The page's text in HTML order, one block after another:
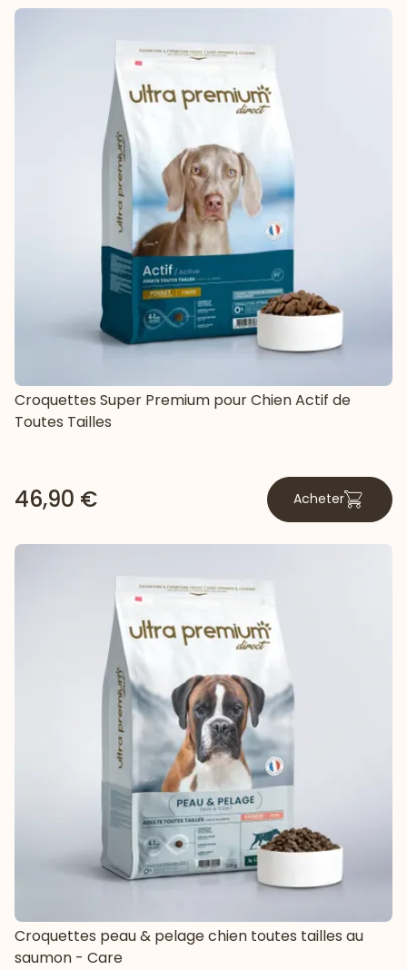
Croquettes Super Premium pour Chien Actif de
Toutes Tailles
46,90 € Acheter
Croquettes peau & pelage chien toutes tailles au
saumon - Care